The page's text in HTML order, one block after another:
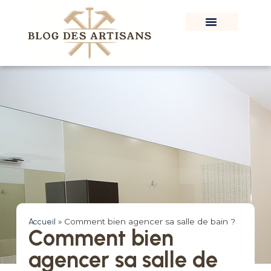
Accueil » Comment bien agencer sa salle de bain ?
Comment bien
agencer sa salle de